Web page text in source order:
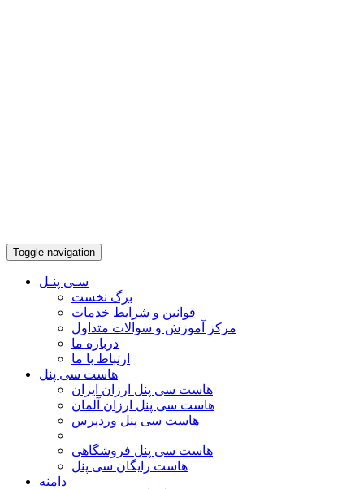
Toggle navigation
سـی پنـل
برگ نخست
قوانین و شرایط خدمات
مرکز آموزش و سوالات متداول
درباره ما
ارتباط با ما
هاست سی پنل
هاست سی پنل ارزان ایران
هاست سی پنل ارزان آلمان
هاست سی پنل وردپرس
هاست سی پنل فروشگاهی
هاست رایگان سی پنل
دامنه